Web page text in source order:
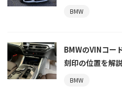
BMW
BMWのVINコー
刻印の位置を解
BMW